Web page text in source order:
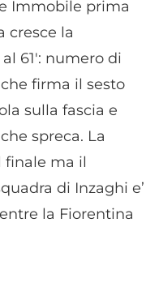
Immobile prima
cresce la
61′: numero di
firma il sesto
sulla fascia e
spreca. La
finale ma il
di Inzaghi e’
la Fiorentina